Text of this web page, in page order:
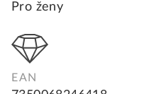
Pro ženy
EAN